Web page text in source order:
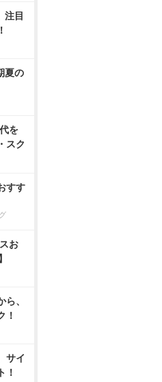
注目
夏の
を
スク
すす
お
、
！
サイ
！